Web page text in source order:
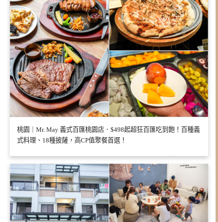
桃園｜Mr. May 義式百匯桃園店．$498起超狂百匯吃到飽！百種義
式料理、18種披薩，高CP值聚餐首選！